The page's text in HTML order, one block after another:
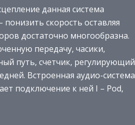
данная система
скорость оставляя
достаточно многообразна.
передачу, часики,
путь, счетчик, регулирующий
Встроенная аудио-система
подключение к ней I – Pod,